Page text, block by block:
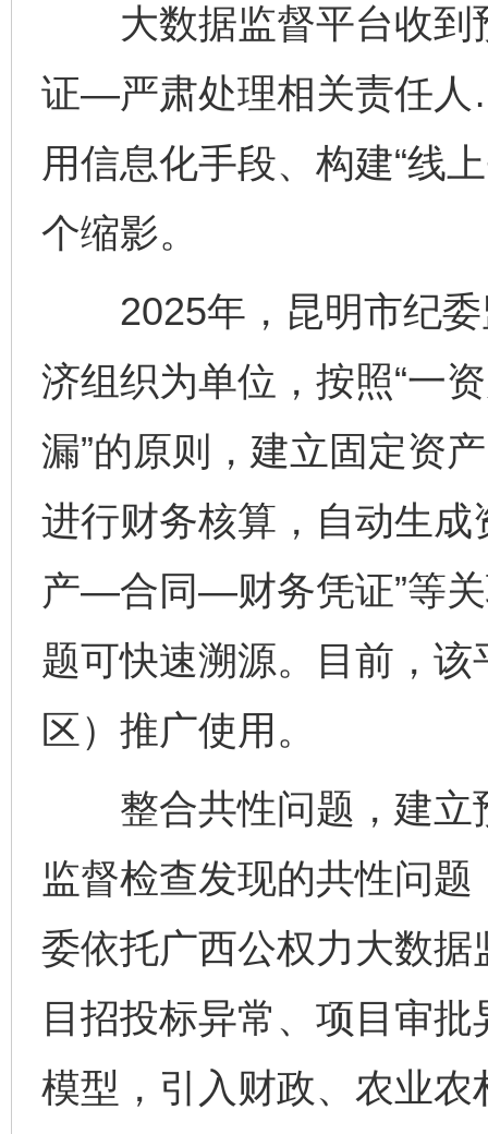
大数据监督平台收到
证—严肃处理相关责任
用信息化手段、构建“线
个缩影。
2025年，昆明市纪委
济组织为单位，按照“一
漏”的原则，建立固定资
进行财务核算，自动生成
产—合同—财务凭证”等
题可快速溯源。目前，
区）推广使用。
整合共性问题，建立
监督检查发现的共性问
委依托广西公权力大数
目招投标异常、项目审
模型，引入财政、农业